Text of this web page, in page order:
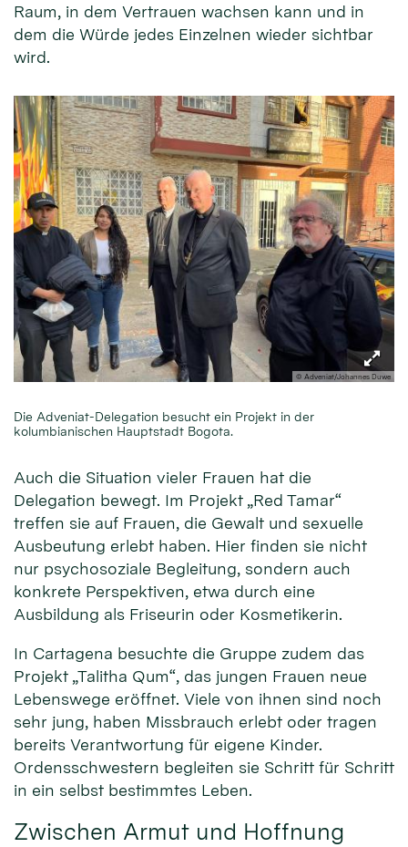
Raum, in dem Vertrauen wachsen kann und in
dem die Würde jedes Einzelnen wieder sichtbar
wird.
© Adveniat/Johannes Duwe
Die Adveniat-Delegation besucht ein Projekt in der
kolumbianischen Hauptstadt Bogota.
Auch die Situation vieler Frauen hat die
Delegation bewegt. Im Projekt „Red Tamar“
treffen sie auf Frauen, die Gewalt und sexuelle
Ausbeutung erlebt haben. Hier finden sie nicht
nur psychosoziale Begleitung, sondern auch
konkrete Perspektiven, etwa durch eine
Ausbildung als Friseurin oder Kosmetikerin.
In Cartagena besuchte die Gruppe zudem das
Projekt „Talitha Qum“, das jungen Frauen neue
Lebenswege eröffnet. Viele von ihnen sind noch
sehr jung, haben Missbrauch erlebt oder tragen
bereits Verantwortung für eigene Kinder.
Ordensschwestern begleiten sie Schritt für Schritt
in ein selbst bestimmtes Leben.
Zwischen Armut und Hoffnung